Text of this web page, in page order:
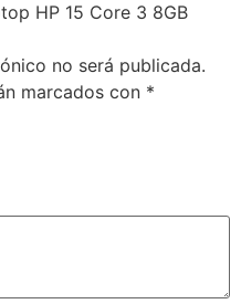
HP 15 Core 3 8GB
no será publicada.
marcados con *